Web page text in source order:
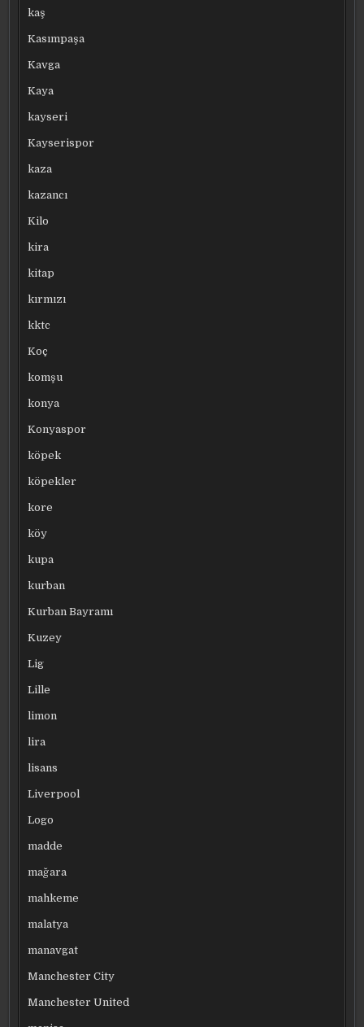
kaş
Kasımpaşa
Kavga
Kaya
kayseri
Kayserispor
kaza
kazancı
Kilo
kira
kitap
kırmızı
kktc
Koç
komşu
konya
Konyaspor
köpek
köpekler
kore
köy
kupa
kurban
Kurban Bayramı
Kuzey
Lig
Lille
limon
lira
lisans
Liverpool
Logo
madde
mağara
mahkeme
malatya
manavgat
Manchester City
Manchester United